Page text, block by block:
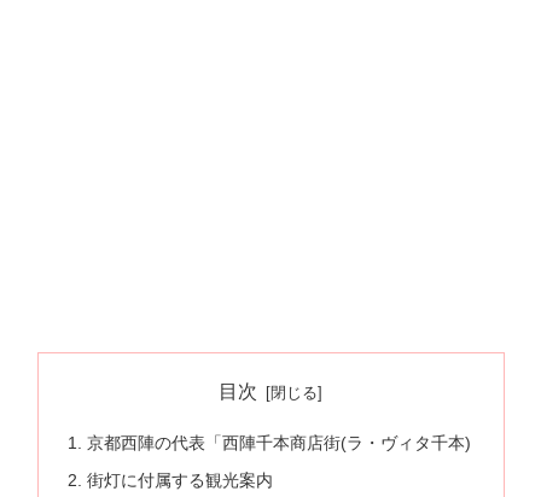
目次
京都西陣の代表「西陣千本商店街(ラ・ヴィタ千本)
街灯に付属する観光案内